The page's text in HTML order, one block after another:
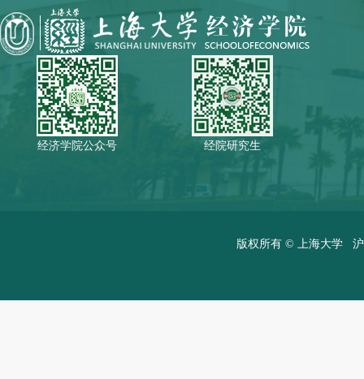
经济学院公众号 经院研究生
版权所有 © 上海大学